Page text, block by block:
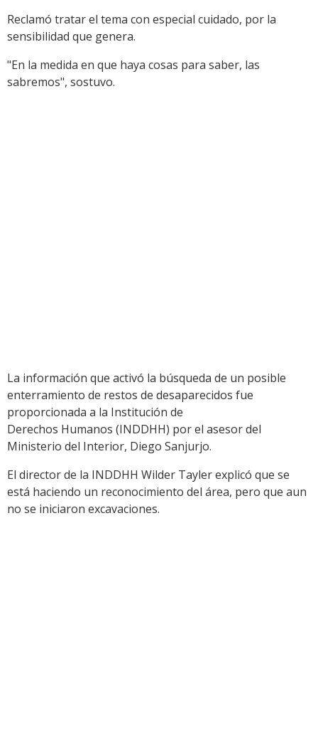
Reclamó tratar el tema con especial cuidado, por la
sensibilidad que genera.
"En la medida en que haya cosas para saber, las
sabremos", sostuvo.
La información que activó la búsqueda de un posible
enterramiento de restos de desaparecidos fue
proporcionada a la Institución de
Derechos Humanos (INDDHH) por el asesor del
Ministerio del Interior, Diego Sanjurjo.
El director de la INDDHH Wilder Tayler explicó que se
está haciendo un reconocimiento del área, pero que aun
no se iniciaron excavaciones.